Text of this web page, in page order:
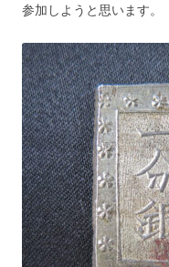
参加しようと思います。